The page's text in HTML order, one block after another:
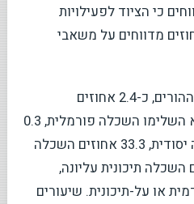
מדווחים כי הציוד לפעילויות
במצב טוב, ו-74 אחוזים מדווחים על משאבי
בנוגע לרקע ההשכלתי של ההורים, כ-2.4 אחוזים
מהאימהות לא דיווחו או לא השלימו השכלה פורמלית, 0.3
אחוזים השלימו רק השכלה יסודית, 33.3 אחוזים השכלה
31.3 אחוזים השכלה תיכונית עליונה,
או על-תיכונית. שיעורים